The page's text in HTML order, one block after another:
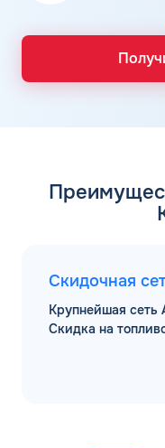
Скидочная
Крупнейшая
Скидка на